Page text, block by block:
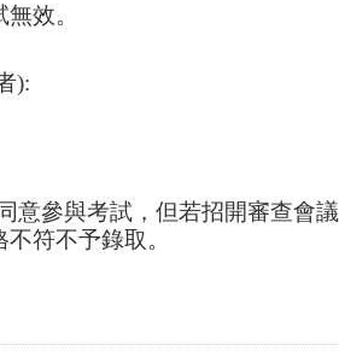
效。
):
意參與考試，但若招開審查會議
符不予錄取。